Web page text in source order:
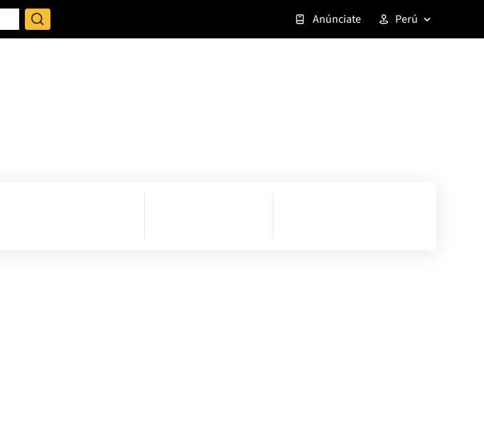
Anúnciate Perú